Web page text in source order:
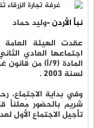
نبأ الأردن -وليد حماد
عقدت الهيئة العامة
لسنة 2003 .
وفي بداية
شريم بالحضور مُعلناً
تأجيل الاجتماع الأول